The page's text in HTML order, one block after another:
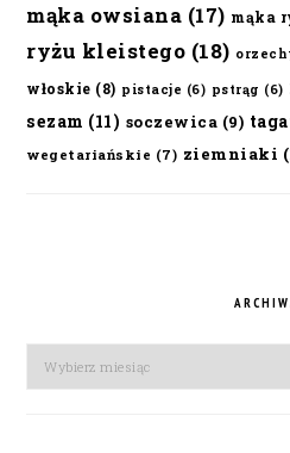
mąka owsiana (17) mąka
ryżu kleistego (18)
włoskie (8) pistacje (6) pstrąg (6)
sezam (11) soczewica (9)
wegetariańskie (7) ziemniaki
Archiwa